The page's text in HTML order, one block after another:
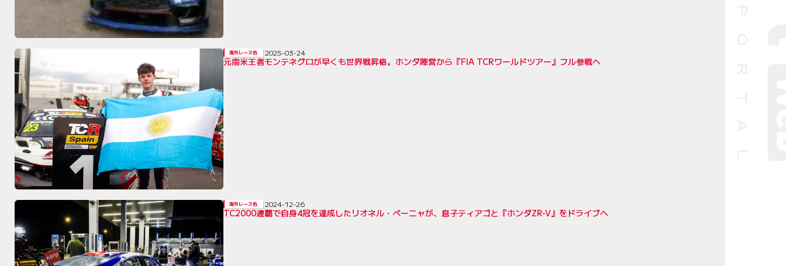
元南米王者モンテネグロが早くも世界戦昇格。ホンダ陣営から『FIA TCRワールドツアー』フル参戦へ
海外レース他 2025-03-24
TC2000連覇で自身4冠を達成したリオネル・ペーニャが、息子ティアゴと『ホンダZR-V』をドライブへ
海外レース他 2024-12-26